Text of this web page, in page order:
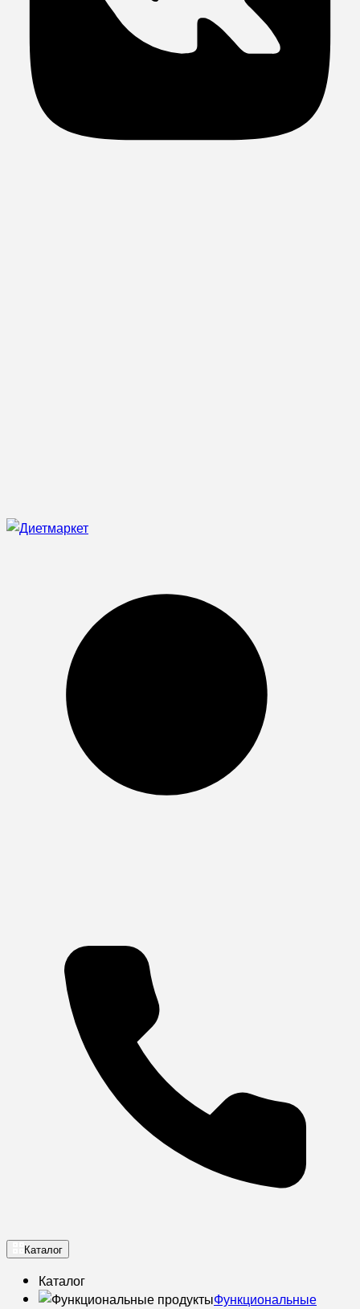
Каталог
Каталог
Функциональные